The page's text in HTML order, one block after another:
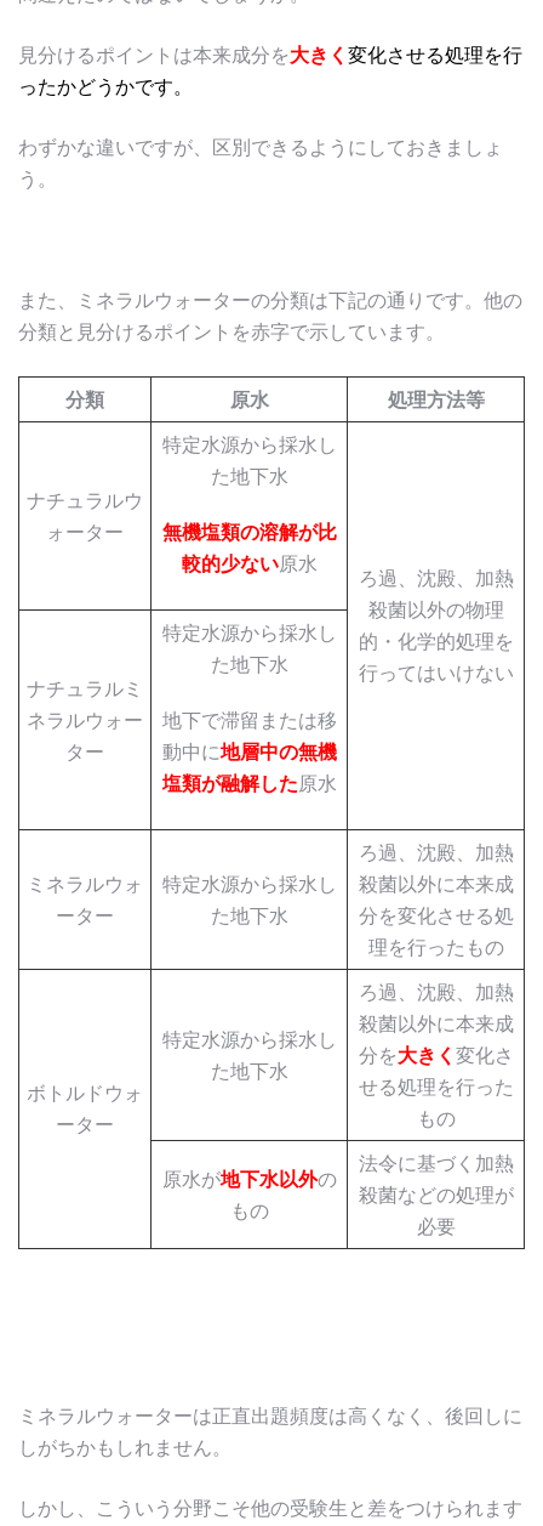
見分けるポイントは本来成分を大きく 変化させる処理を行
ったかどうかです。
わずかな違いですが、区別できるようにしておきましょ
う。
また、ミネラルウォーターの分類は下記の通りです。他の
分類と見分けるポイントを赤字で示しています。
分類 原水 処理方法等
ナチュラルウ
ォーター
特定水源から採水し
た地下水
無機塩類の溶解が比
較的少ない原水
ろ過、沈殿、加熱
殺菌以外の物理
的・化学的処理を
行ってはいけない
ナチュラルミ
ネラルウォー
ター
特定水源から採水し
た地下水
地下で滞留または移
動中に地層中の無機
塩類が融解した原水
ミネラルウォ
ーター
特定水源から採水し
た地下水
ろ過、沈殿、加熱
殺菌以外に本来成
分を変化させる処
理を行ったもの
ボトルドウォ
ーター
特定水源から採水し
た地下水
ろ過、沈殿、加熱
殺菌以外に本来成
分を大きく 変化さ
せる処理を行った
もの
原水が地下水以外の
もの
法令に基づく加熱
殺菌などの処理が
必要
ミネラルウォーターは正直出題頻度は高くなく、後回しに
しがちかもしれません。
しかし、こういう分野こそ他の受験生と差をつけられます